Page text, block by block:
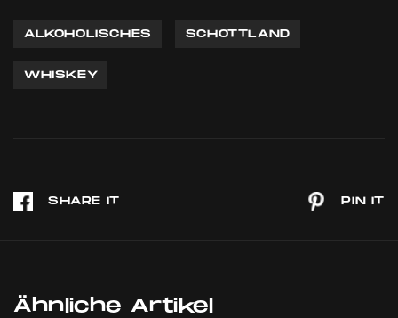
ALKOHOLISCHES SCHOTTLAND
WHISKEY
Ähnliche Artikel